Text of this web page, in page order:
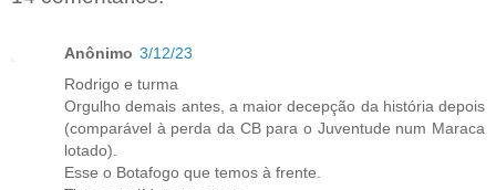
Anônimo 3/12/23
Rodrigo e turma
Orgulho demais antes, a maior decepção da história depois
(comparável à perda da CB para o Juventude num Maraca
lotado).
Esse o Botafogo que temos à frente.